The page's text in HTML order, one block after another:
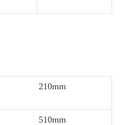
210mm
510mm